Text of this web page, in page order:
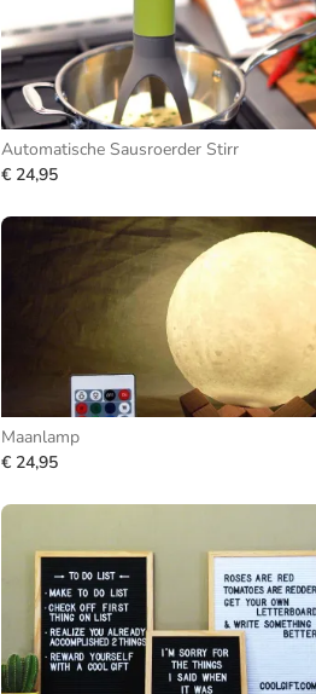
Automatische Sausroerder Stirr
€ 24,95
Maanlamp
€ 24,95